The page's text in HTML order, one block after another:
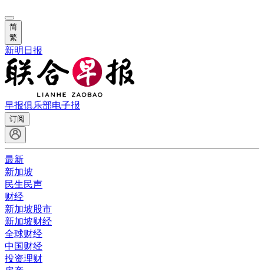
简
繁
新明日报
早报俱乐部电子报
订阅
最新
新加坡
民生民声
财经
新加坡股市
新加坡财经
全球财经
中国财经
投资理财